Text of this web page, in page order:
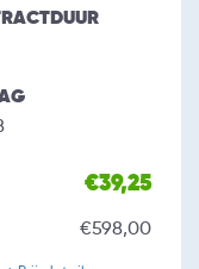
€39,25
€598,00